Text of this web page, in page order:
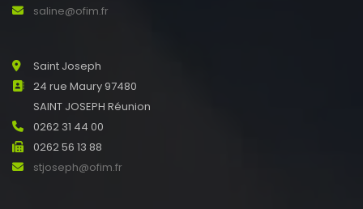
saline@ofim.fr
Saint Joseph
24 rue Maury 97480
SAINT JOSEPH Réunion
0262 31 44 00
0262 56 13 88
stjoseph@ofim.fr